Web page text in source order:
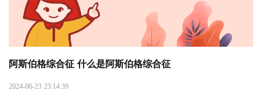
阿斯伯格综合征 什么是阿斯伯格综合征
2024-06-23 23:14:39